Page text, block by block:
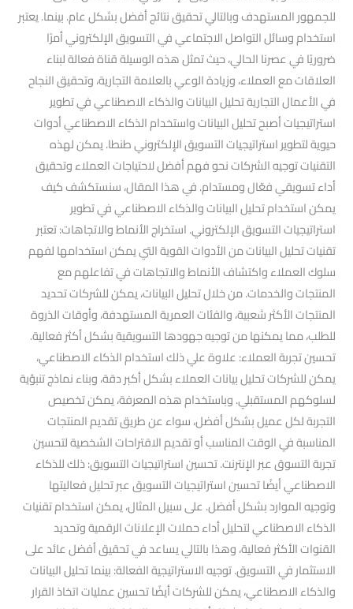
للجمهور المستهدف وبالتالي تحقيق نتائج أفضل بشكل عام. بينما. يعتبر
استخدام وسائل التواصل الاجتماعي في التسويق الإلكتروني أمرًا
ضروريًا في عصرنا الحالي، حيث تمثل هذه الوسيلة قناة فعالة لبناء
العلاقات مع العملاء، وزيادة الوعي بالعلامة التجارية، وتحقيق النجاح
في الأعمال التجارية تحليل البيانات والذكاء الاصطناعي في تطوير
استراتيجيات أصبح تحليل البيانات واستخدام الذكاء الاصطناعي أدوات
حيوية لتطوير استراتيجيات التسويق الإلكتروني طنطا. يمكن لهذه
التقنيات توجيه الشركات نحو فهم أفضل لاحتياجات العملاء وتحقيق
أداء تسويقي فعّال ومستدام. في هذا المقال، سنستكشف كيف
يمكن استخدام تحليل البيانات والذكاء الاصطناعي في تطوير
استراتيجيات التسويق الإلكتروني. استخراج الأنماط والاتجاهات: تعتبر
تقنيات تحليل البيانات من الأدوات القوية التي يمكن استخدامها لفهم
سلوك العملاء واكتشاف الأنماط والاتجاهات في تفاعلهم مع
المنتجات والخدمات. من خلال تحليل البيانات، يمكن للشركات تحديد
المنتجات الأكثر شعبية، والفئات العمرية المستهدفة، وأوقات الذروة
للطلب، مما يمكنها من توجيه جهودها التسويقية بشكل أكثر فعالية.
تحسين تجربة العملاء: علاوة علي ذلك استخدام الذكاء الاصطناعي،
يمكن للشركات تحليل بيانات العملاء بشكل أكبر دقة، وبناء نماذج تنبؤية
لسلوكهم المستقبلي. وباستخدام هذه المعرفة، يمكن تخصيص
التجربة لكل عميل بشكل أفضل، سواء عن طريق تقديم المنتجات
المناسبة في الوقت المناسب أو تقديم الاقتراحات الشخصية لتحسين
تجربة التسوق عبر الإنترنت. تحسين استراتيجيات التسويق: ذلك للذكاء
الاصطناعي أيضًا تحسين استراتيجيات التسويق عبر تحليل فعاليتها
وتوجيه الموارد بشكل أفضل. على سبيل المثال، يمكن استخدام تقنيات
الذكاء الاصطناعي لتحليل أداء حملات الإعلانات الرقمية وتحديد
القنوات الأكثر فعالية، وهذا بالتالي يساعد في تحقيق أفضل عائد على
الاستثمار في التسويق. توجيه الاستراتيجية الفعالة: بينما تحليل البيانات
والذكاء الاصطناعي، يمكن للشركات أيضًا تحسين عمليات اتخاذ القرار